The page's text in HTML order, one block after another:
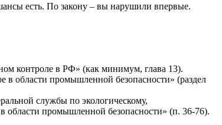
есть. По закону – вы нарушили впервые.
контроле в РФ» (как минимум, глава 13).
в области промышленной безопасности» (раздел
службы по экологическому,
области промышленной безопасности» (п. 36-76).